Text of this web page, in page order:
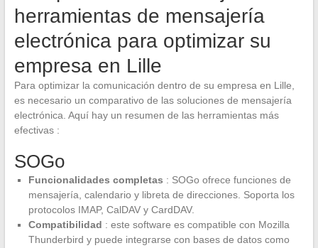
herramientas de mensajería
electrónica para optimizar su
empresa en Lille
Para optimizar la comunicación dentro de su empresa en Lille,
es necesario un comparativo de las soluciones de mensajería
electrónica. Aquí hay un resumen de las herramientas más
efectivas :
SOGo
Funcionalidades completas : SOGo ofrece funciones de
mensajería, calendario y libreta de direcciones. Soporta los
protocolos IMAP, CalDAV y CardDAV.
Compatibilidad : este software es compatible con Mozilla
Thunderbird y puede integrarse con bases de datos como